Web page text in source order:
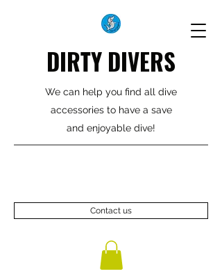
DIRTY DIVERS
We can help you find all dive
accessories to have a save
and enjoyable dive!
Contact us